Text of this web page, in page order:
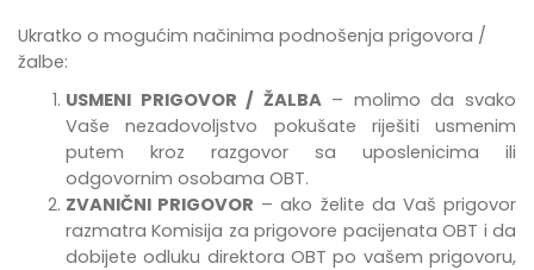
Ukratko o mogućim načinima podnošenja prigovora /
žalbe:
USMENI PRIGOVOR / ŽALBA– molimo da svako
Vaše nezadovoljstvo pokušate riješiti usmenim
putem kroz razgovor sa uposlenicima ili
odgovornim osobama OBT.
ZVANIČNI PRIGOVOR – ako želite da Vaš prigovor
razmatra Komisija za prigovore pacijenata OBT i da
dobijete odluku direktora OBT po vašem prigovoru,